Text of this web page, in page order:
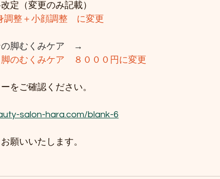
定（変更のみ記載）
調整＋小顔調整　に変更
の脚むくみケア　→
のむくみケア　８０００円に変更
をご確認ください。
salon-hara.com/blank-6
願いいたします。